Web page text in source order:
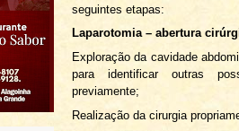
seguintes etapas:
Laparotomia – abertura
Exploração da cavidade
para identificar outras
previamente;
Realização da cirurgia